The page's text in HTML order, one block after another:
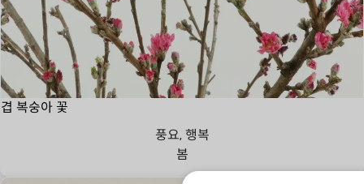
겹 복숭아 꽃
풍요, 행복
봄